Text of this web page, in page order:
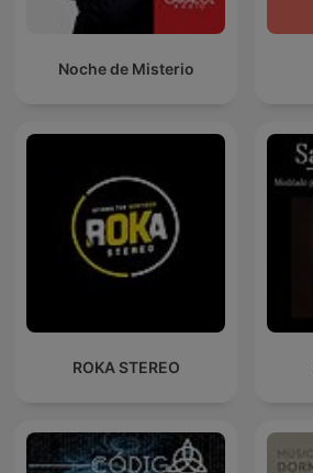
Noche de Misterio
ROKA STEREO